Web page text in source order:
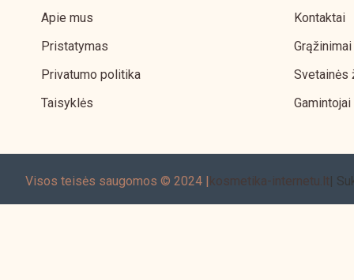
Apie mus
Pristatymas
Privatumo politika
Taisyklės
Kontaktai
Grąžinimai
Svetainės
Gamintojai
Visos teisės saugomos © 2024 |kosmetika-internetu.lt|